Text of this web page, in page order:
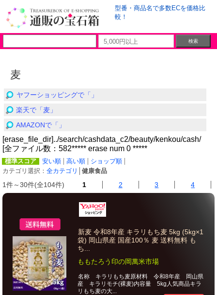
型番・商品名で多数ECを価格比
較！
麦
ヤフーショッピングで「」
楽天で「麦」
AMAZONで「」
[erase_file_dir]../search/cashdata_c2/beauty/kenkou/cash/
[全ファイル数：582***** erase num 0 *****
標準スコア 安い順 高い順
ショップ順
カテゴリ選択： 全カテゴリ 健康食品
1件～30件(全104件) 1 2 3 4
新麦 令和8年産 キラリもち麦 5kg (5kg×1
袋) 岡山県産 国産100％ 麦 送料無料 も
ち...
ももたろう印の岡萬米市場
名称 キラリもち麦原材料 令和8年産 岡山県
産 キラリモチ(裸麦)内容量 5kg人気商品キラ
リもち麦の大...